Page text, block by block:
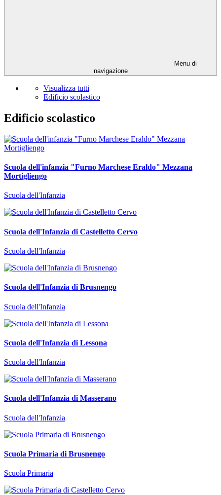
Menu di
navigazione
Visualizza tutti
Edificio scolastico
Edificio scolastico
Scuola dell'infanzia "Furno Marchese Eraldo" Mezzana
Mortigliengo
Scuola dell'Infanzia
Scuola dell'Infanzia di Castelletto Cervo
Scuola dell'Infanzia
Scuola dell'Infanzia di Brusnengo
Scuola dell'Infanzia
Scuola dell'Infanzia di Lessona
Scuola dell'Infanzia
Scuola dell'Infanzia di Masserano
Scuola dell'Infanzia
Scuola Primaria di Brusnengo
Scuola Primaria